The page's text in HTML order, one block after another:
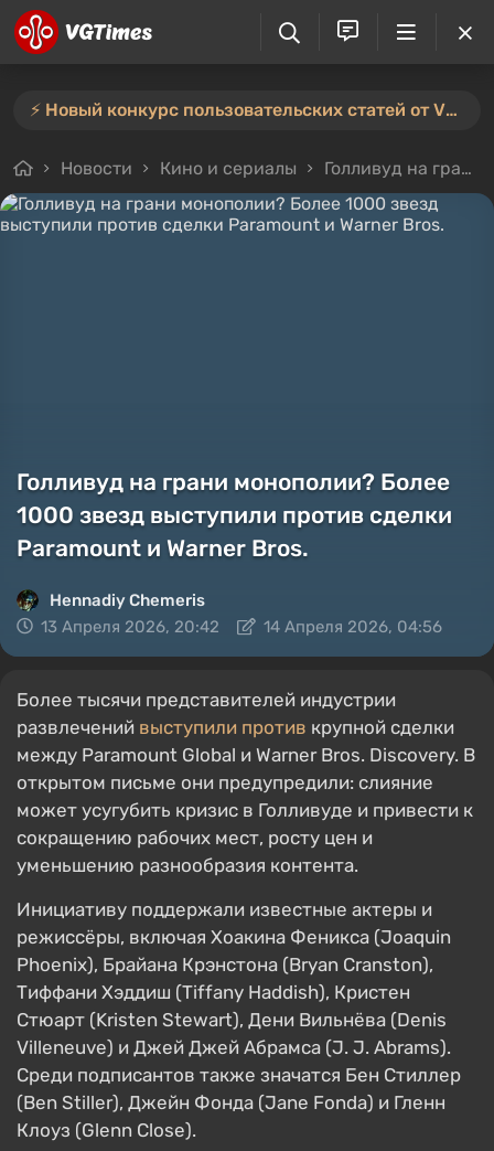
⚡️ Новый конкурс пользовательских статей от VGTimes — участвуйте тут ⚡️
Новости Кино и сериалы Голливуд на грани монополии? Более 1000 звезд выступили против сделки Paramount и Warner Bros.
Голливуд на грани монополии? Более
1000 звезд выступили против сделки
Paramount и Warner Bros.
Hennadiy Chemеris
13 Апреля 2026, 20:42
14 Апреля 2026, 04:56
Более тысячи представителей индустрии
развлечений выступили против крупной сделки
между Paramount Global и Warner Bros. Discovery. В
открытом письме они предупредили: слияние
может усугубить кризис в Голливуде и привести к
сокращению рабочих мест, росту цен и
уменьшению разнообразия контента.
Инициативу поддержали известные актеры и
режиссёры, включая Хоакина Феникса (Joaquin
Phoenix), Брайана Крэнстона (Bryan Cranston),
Тиффани Хэддиш (Tiffany Haddish), Кристен
Стюарт (Kristen Stewart), Дени Вильнёва (Denis
Villeneuve) и Джей Джей Абрамса (J. J. Abrams).
Среди подписантов также значатся Бен Стиллер
(Ben Stiller), Джейн Фонда (Jane Fonda) и Гленн
Клоуз (Glenn Close).